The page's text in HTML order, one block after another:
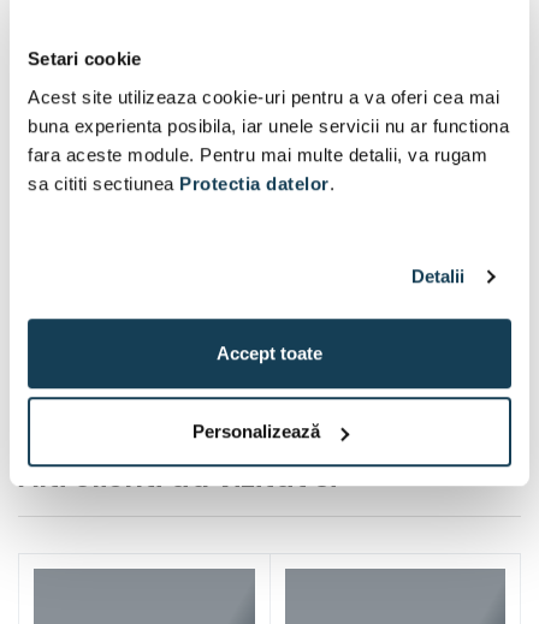
Setari cookie
Acest site utilizeaza cookie-uri pentru a va oferi cea mai
buna experienta posibila, iar unele servicii nu ar functiona
fara aceste module. Pentru mai multe detalii, va rugam
sa cititi sectiunea Protectia datelor.
Detalii
Accept toate
Personalizează
Alti clienti au vizitat si